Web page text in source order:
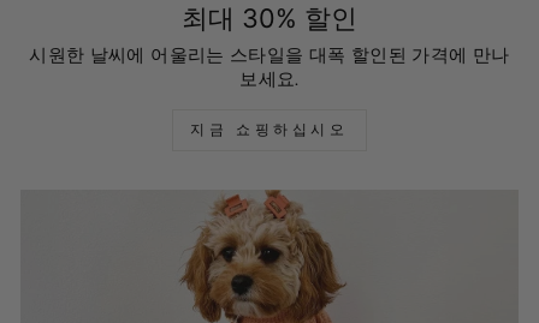
최대 30% 할인
시원한 날씨에 어울리는 스타일을 대폭 할인된 가격에 만나
보세요.
지금 쇼핑하십시오